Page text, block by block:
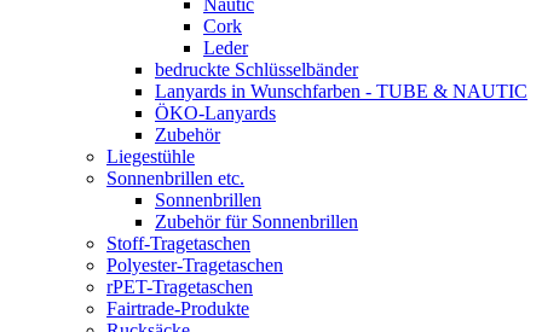
Cork
Leder
bedruckte Schlüsselbänder
Lanyards in Wunschfarben - TUBE & NAUTIC
ÖKO-Lanyards
Zubehör
Liegestühle
Sonnenbrillen etc.
Sonnenbrillen
Zubehör für Sonnenbrillen
Stoff-Tragetaschen
Polyester-Tragetaschen
rPET-Tragetaschen
Fairtrade-Produkte